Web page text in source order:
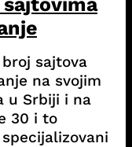
sajtova
na svojim
u Srbiji i na
30 i to